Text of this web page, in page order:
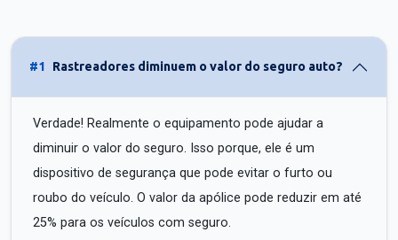
#1 Rastreadores diminuem o valor do seguro auto?
Verdade! Realmente o equipamento pode ajudar a
diminuir o valor do seguro. Isso porque, ele é um
dispositivo de segurança que pode evitar o furto ou
roubo do veículo. O valor da apólice pode reduzir em até
25% para os veículos com seguro.